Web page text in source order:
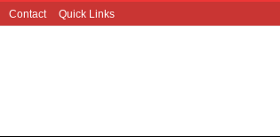
Contact Quick Links